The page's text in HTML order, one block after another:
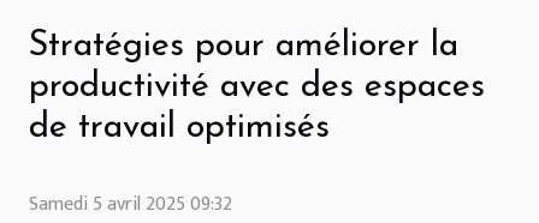
Stratégies pour améliorer la
productivité avec des espaces
de travail optimisés
Samedi 5 avril 2025 09:32